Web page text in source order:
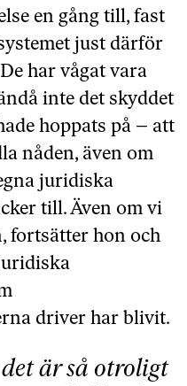
en gång till, fast
just därför
har vågat vara
inte det skyddet
hoppats på – att
nåden, även om
juridiska
till. Även om vi
fortsätter hon och
driver har blivit.
är så otroligt